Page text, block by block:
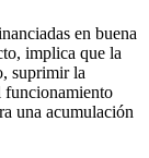
en buena
implica que la
suprimir la
funcionamiento
una acumulación